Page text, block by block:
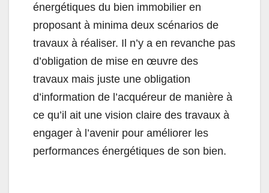
énergétiques du bien immobilier en
proposant à minima deux scénarios de
travaux à réaliser. Il n’y a en revanche pas
d’obligation de mise en œuvre des
travaux mais juste une obligation
d’information de l’acquéreur de manière à
ce qu’il ait une vision claire des travaux à
engager à l’avenir pour améliorer les
performances énergétiques de son bien.